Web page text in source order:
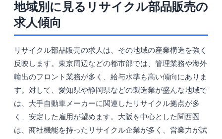
地域別に見るリサイクル部品販売の
求人傾向
リサイクル部品販売の求人は、その地域の産業構造を強く
反映します。東京周辺などの都市部では、管理業務や海外
輸出のフロント業務が多く、給与水準も高い傾向にありま
す。対して、愛知県や静岡県などの製造業が盛んな地域で
は、大手自動車メーカーに関連したリサイクル拠点が多
く、安定した雇用が望めます。大阪を中心とした関西圏
は、商社機能を持ったリサイクル企業が多く、営業力が試